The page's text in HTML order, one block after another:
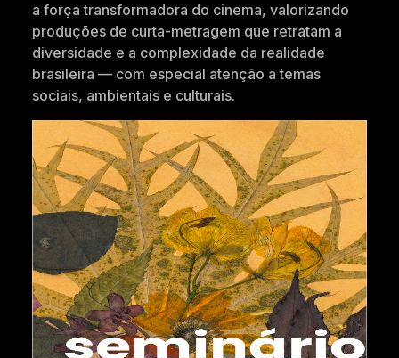
a força transformadora do cinema, valorizando
produções de curta-metragem que retratam a
diversidade e a complexidade da realidade
brasileira — com especial atenção a temas
sociais, ambientais e culturais.